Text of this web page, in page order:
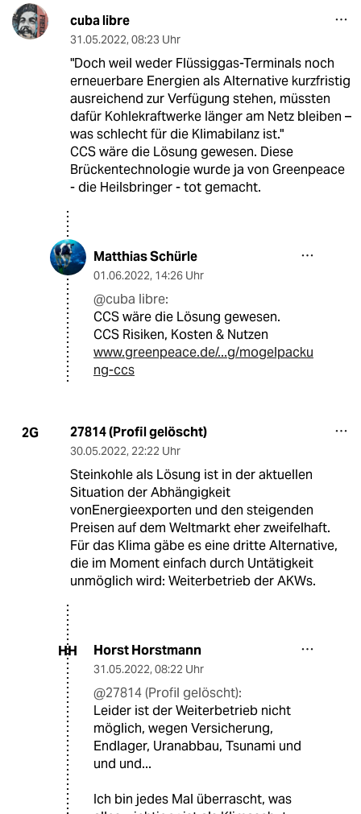
cuba libre
31.05.2022, 08:23 Uhr
"Doch weil weder Flüssiggas-Terminals noch
erneuerbare Energien als Alternative kurzfristig
ausreichend zur Verfügung stehen, müssten
dafür Kohlekraftwerke länger am Netz bleiben –
was schlecht für die Klima­bilanz ist."
CCS wäre die Lösung gewesen. Diese
Brückentechnologie wurde ja von Greenpeace
- die Heilsbringer - tot gemacht.
Matthias Schürle
01.06.2022, 14:26 Uhr
@cuba libre:
CCS wäre die Lösung gewesen.
CCS Risiken, Kosten & Nutzen
www.greenpeace.de/...g/mogelpacku
ng-ccs
2G 27814 (Profil gelöscht)
30.05.2022, 22:22 Uhr
Steinkohle als Lösung ist in der aktuellen
Situation der Abhängigkeit
vonEnergieexporten und den steigenden
Preisen auf dem Weltmarkt eher zweifelhaft.
Für das Klima gäbe es eine dritte Alternative,
die im Moment einfach durch Untätigkeit
unmöglich wird: Weiterbetrieb der AKWs.
HH Horst Horstmann
31.05.2022, 08:22 Uhr
@27814 (Profil gelöscht):
Leider ist der Weiterbetrieb nicht
möglich, wegen Versicherung,
Endlager, Uranabbau, Tsunami und
und und...
Ich bin jedes Mal überrascht, was